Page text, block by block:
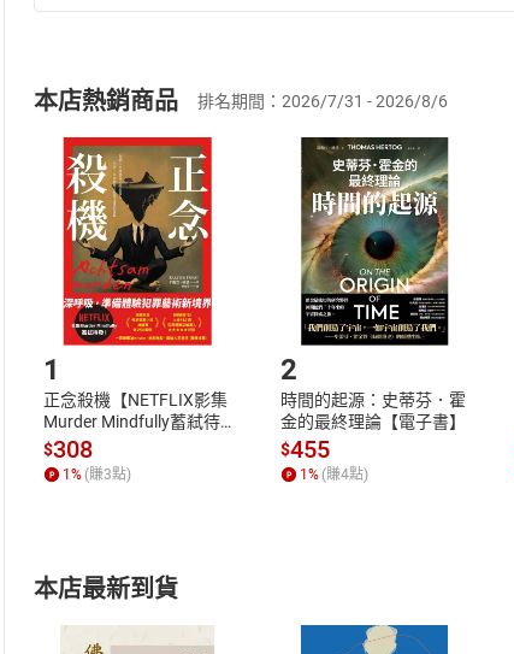
(一)依消費者保護法第19條第1項後段暨通訊交易
(二)消費者訂購本店鋪之商品即代表知悉本店鋪
且已下載/存取電子書，不得請求退貨退款。
退貨方式：您欲取消訂單或辦理退貨時，請登入樂
貨」，本店鋪將依您的申請進行審核，待審核通過
請注意，樂天市場須以整筆訂單為單位進行取消/退
挑選商品
Choose
放入購物車
Shopping cart
購書後，如何開始使用？
Step1.選擇閱讀載具
本店熱銷商品 排名期間：2026/7/31 - 2026/8/6
1
正念殺機【NETFLIX影集
Murder Mindfully蓄弒待
發】【電子書】
$308
1 % (賺3點)
2
時間的起源：史蒂芬．霍
金的最終理論【電子書】
$455
1 % (賺4點)
本店最新到貨